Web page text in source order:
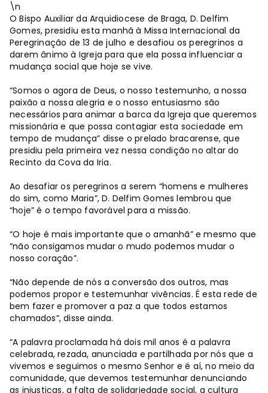
\n
O Bispo Auxiliar da Arquidiocese de Braga, D. Delfim
Gomes, presidiu esta manhã à Missa Internacional da
Peregrinação de 13 de julho e desafiou os peregrinos a
darem ânimo à Igreja para que ela possa influenciar a
mudança social que hoje se vive.
“Somos o agora de Deus, o nosso testemunho, a nossa
paixão a nossa alegria e o nosso entusiasmo são
necessários para animar a barca da Igreja que queremos
missionária e que possa contagiar esta sociedade em
tempo de mudança” disse o prelado bracarense, que
presidiu pela primeira vez nessa condição no altar do
Recinto da Cova da Iria.
Ao desafiar os peregrinos a serem “homens e mulheres
do sim, como Maria”, D. Delfim Gomes lembrou que
“hoje” é o tempo favorável para a missão.
“O hoje é mais importante que o amanhã” e mesmo que
“não consigamos mudar o mudo podemos mudar o
nosso coração”.
“Não depende de nós a conversão dos outros, mas
podemos propor e testemunhar vivências. É esta rede de
bem fazer e promover a paz a que todos estamos
chamados”, disse ainda.
“A palavra proclamada há dois mil anos é a palavra
celebrada, rezada, anunciada e partilhada por nós que a
vivemos e seguimos o mesmo Senhor e é aí, no meio da
comunidade, que devemos testemunhar denunciando
as injustiças, a falta de solidariedade social, a cultura